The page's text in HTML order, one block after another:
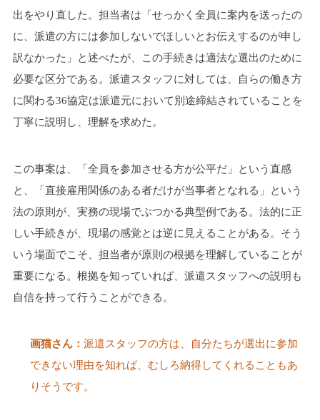
出をやり直した。担当者は「せっかく全員に案内を送ったの
に、派遣の方には参加しないでほしいとお伝えするのが申し
訳なかった」と述べたが、この手続きは適法な選出のために
必要な区分である。派遣スタッフに対しては、自らの働き方
に関わる36協定は派遣元において別途締結されていることを
丁寧に説明し、理解を求めた。
この事案は、「全員を参加させる方が公平だ」という直感
と、「直接雇用関係のある者だけが当事者となれる」という
法の原則が、実務の現場でぶつかる典型例である。法的に正
しい手続きが、現場の感覚とは逆に見えることがある。そう
いう場面でこそ、担当者が原則の根拠を理解していることが
重要になる。根拠を知っていれば、派遣スタッフへの説明も
自信を持って行うことができる。
画猫さん： 派遣スタッフの方は、自分たちが選出に参加
できない理由を知れば、むしろ納得してくれることもあ
りそうです。